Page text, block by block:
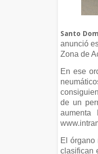
Santo
anunció
Zona de
En ese
de un
El órgano
clasifican